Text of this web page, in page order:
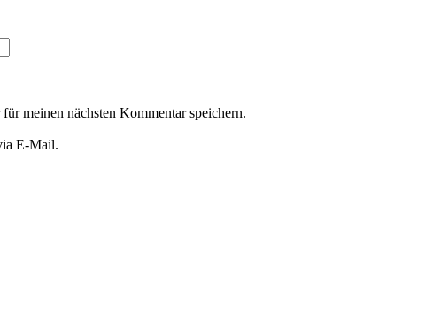
meinen nächsten Kommentar speichern.
E-Mail.